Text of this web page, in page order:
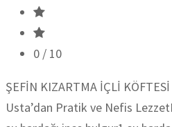
0 / 10
ŞEFİN KIZARTMA İÇLİ
Usta’dan Pratik ve Nefis